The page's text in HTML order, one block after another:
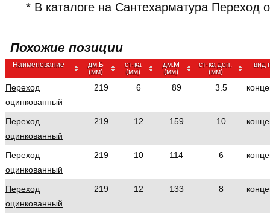
* В каталоге на Сантехарматура Переход
Похожие позиции
Наименование
дм.Б
(мм)
ст-ка
(мм)
дм.М
(мм)
ст-ка доп.
(мм)
вид
Переход
оцинкованный
219 6 89 3.5
Переход
оцинкованный
219 12 159 10
Переход
оцинкованный
219 10 114 6
Переход
оцинкованный
219 12 133 8